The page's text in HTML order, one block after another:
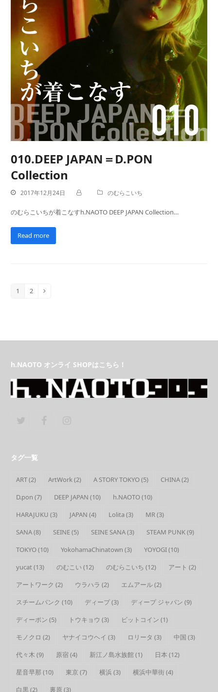
010.DEEP JAPAN＝D.PON
Collection
2017年12月24日 のむらこいち
のむらこいちが着こなすh.NAOTO DEEP JAPAN Collection…
Read more
Page
1 Page
2 Next
h.NAOTO オンライ SHOPはこちら！
タグ一覧
ART(2) ArtWork(2) A STORY TOKYO(5) CHINA(2)
D.pon (7) DEEP JAPAN (10) h.NAOTO(10)
HARAJUKU (3) JAPAN (4) Lolita (3) MR(3)
SANA(8) SEINE(5) SEINE SANA(3) STEAM PUNK(9)
TOKYO(10) YokohamaChinatown (3) YOYOGI(10)
yucat(13) のむこい (12) のむらこいち (12) アート (2)
アートワーク (2) ウラハラ (2) エムアール(2)
スチームパンク (10) ディープ(3) ディープ ジャパン (9)
ディーポン (5) トウキョウ (3) ビットコイン (1)
モノクロ (2) ヤナイコウヘイ (3) ロリータ (3) 中国 (3)
代々木 (9) 原宿 (4) 新江ノ島水族館(1) 日本 (12)
星音早那 (10) 東京(7) 横浜(3) 横浜中華街 (4)
白黒 (2) 裏原(3)